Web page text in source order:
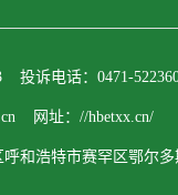
投诉电话：0471-
网址：//hbetxx.cn/
和浩特市赛罕区鄂尔